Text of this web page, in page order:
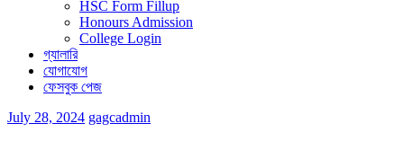
HSC Form Fillup
Honours Admission
College Login
গ্যালারি
যোগাযোগ
ফেসবুক পেজ
July 28, 2024 gagcadmin